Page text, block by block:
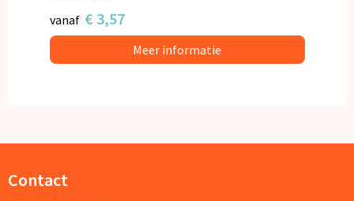
vanaf € 3,57
Meer informatie
Contact